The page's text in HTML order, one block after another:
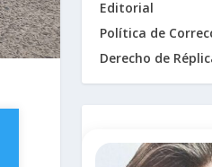
Editorial
Política de
Derecho de